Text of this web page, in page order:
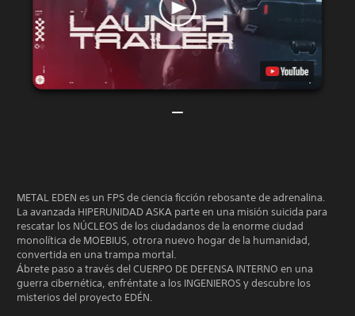
METAL EDEN es un FPS de ciencia ficción rebosante de adrenalina.
La avanzada HIPERUNIDAD ASKA parte en una misión suicida para
rescatar los NÚCLEOS de los ciudadanos de la enorme ciudad
monolítica de MOEBIUS, otrora nuevo hogar de la humanidad,
convertida en una trampa mortal.
Ábrete paso a través del CUERPO DE DEFENSA INTERNO en una
guerra cibernética, enfréntate a los INGENIEROS y descubre los
misterios del proyecto EDÉN.